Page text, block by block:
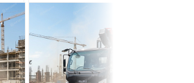
221/300
Дизельное топливо